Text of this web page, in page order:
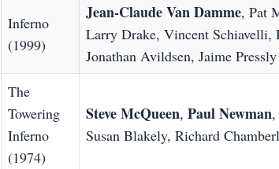
Inferno
(1999)
Jean-Claude Van Damme, Pat
Larry Drake, Vincent Schiavelli,
Jonathan Avildsen, Jaime Pressly
The
Towering
Inferno
(1974)
Steve McQueen, Paul Newman
Susan Blakely, Richard